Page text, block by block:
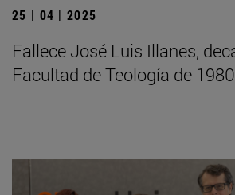
25 | 04 | 2025
Fallece José Luis Illanes,
Facultad de Teología de